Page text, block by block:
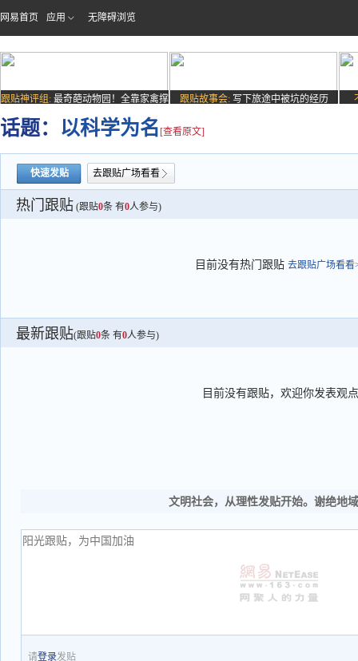
网易首页 应用 无障碍浏览
跟贴神评组: 最奇葩动物园！全靠家禽撑
场子
跟贴故事会: 写下旅途中被坑的经历
话题： 以科学为名 [查看原文]
快速发贴 去跟贴广场看看
热门跟贴 (跟贴0条 有0人参与)
目前没有热门跟贴 去跟贴广场看看
最新跟贴(跟贴0条 有0人参与)
目前没有跟贴，欢迎你发表观点
文明社会，从理性发贴开始。谢绝地
请登录发贴